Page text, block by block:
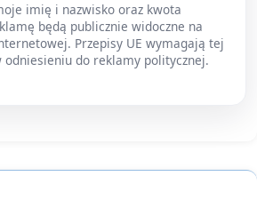
imię i nazwisko oraz kwota
będą publicznie widoczne na
Przepisy UE wymagają tej
odniesieniu do reklamy politycznej.